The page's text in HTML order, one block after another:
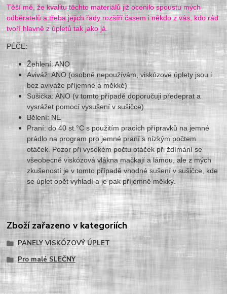
Těší mě, že kvalitu těchto materiálů již ocenilo spoustu mých
odběratelů a třeba jejich řady rozšíří časem i někdo z vás, kdo rád
tvoří hlavně z úpletů tak jako já.
PÉČE:
Žehlení: ANO
Aviváž: ANO (osobně nepoužívám, viskózové úplety jsou i
bez aviváže příjemné a měkké)
Sušička: ANO (v tomto případě doporučuji předeprat a
vysrážet pomocí vysušení v sušičce)
Bělení: NE
Praní: do 40 st.°C s použitím pracích přípravků na jemné
prádlo na program pro jemné praní s nízkým počtem
otáček. Pozor při vysokém počtu otáček při ždímání se
všeobecně viskózová vlákna mačkají a lámou, ale z mých
zkušeností je v tomto případě vhodné sušení v sušičce, kde
se úplet opět vyhladí a je pak příjemně měkký.
Zboží zařazeno v kategoriích
PANELY VISKÓZOVÝ ÚPLET
Pro malé SLEČNY